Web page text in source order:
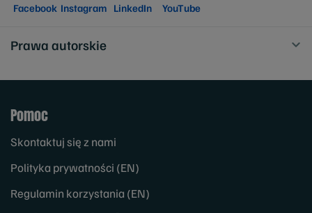
Facebook Instagram LinkedIn YouTube
Prawa autorskie
Pomoc
Skontaktuj się z nami
Polityka prywatności (EN)
Regulamin korzystania (EN)